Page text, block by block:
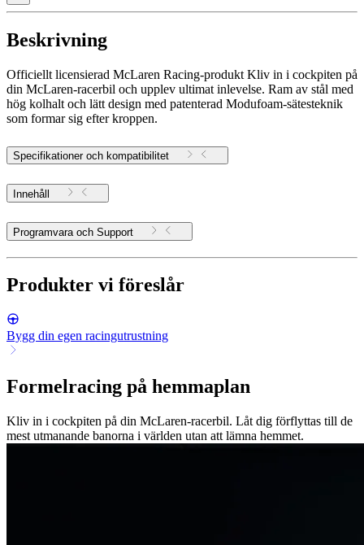
Beskrivning
Officiellt licensierad McLaren Racing-produkt Kliv in i cockpiten på
din McLaren-racerbil och upplev ultimat inlevelse. Ram av stål med
hög kolhalt och lätt design med patenterad Modufoam-sätesteknik
som formar sig efter kroppen.
Specifikationer och kompatibilitet
Innehåll
Programvara och Support
Produkter vi föreslår
Bygg din egen racingutrustning
Formelracing på hemmaplan
Kliv in i cockpiten på din McLaren-racerbil. Låt dig förflyttas till de
mest utmanande banorna i världen utan att lämna hemmet.